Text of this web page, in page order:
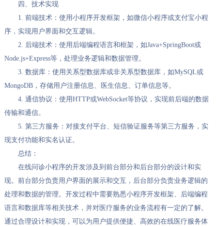
四、技术实现
1. 前端技术：使用小程序开发框架，如微信小程序或支付宝小程
序，实现用户界面和交互逻辑。
2. 后端技术：使用后端编程语言和框架，如Java+SpringBoot或
Node.js+Express等，处理业务逻辑和数据管理。
3. 数据库：使用关系型数据库或非关系型数据库，如MySQL或
MongoDB，存储用户注册信息、医生信息、订单信息等。
4. 通信协议：使用HTTP或WebSocket等协议，实现前后端的数据
传输和通信。
5. 第三方服务：对接支付平台、短信验证服务等第三方服务，实
现支付功能和实名认证。
总结：
在线问诊小程序的开发涉及到前台部分和后台部分的设计和实
现。前台部分负责用户界面的展示和交互，后台部分负责业务逻辑的
处理和数据的管理。开发过程中需要熟悉小程序开发框架、后端编程
语言和数据库等相关技术，并对医疗服务的业务流程有一定的了解。
通过合理设计和实现，可以为用户提供便捷、高效的在线医疗服务体